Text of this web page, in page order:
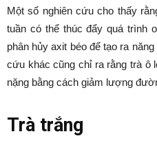
Một số nghiên cứu cho thấy
tuần có thể thúc đẩy quá trình
phân hủy axit béo để tạo ra
cứu khác cũng chỉ ra rằng trà ô
nặng bằng cách giảm lượng
Trà trắng